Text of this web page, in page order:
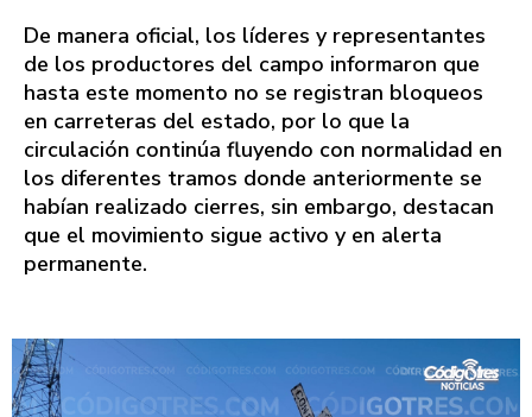
De manera oficial, los líderes y representantes
de los productores del campo informaron que
hasta este momento no se registran bloqueos
en carreteras del estado, por lo que la
circulación continúa fluyendo con normalidad en
los diferentes tramos donde anteriormente se
habían realizado cierres, sin embargo, destacan
que el movimiento sigue activo y en alerta
permanente.